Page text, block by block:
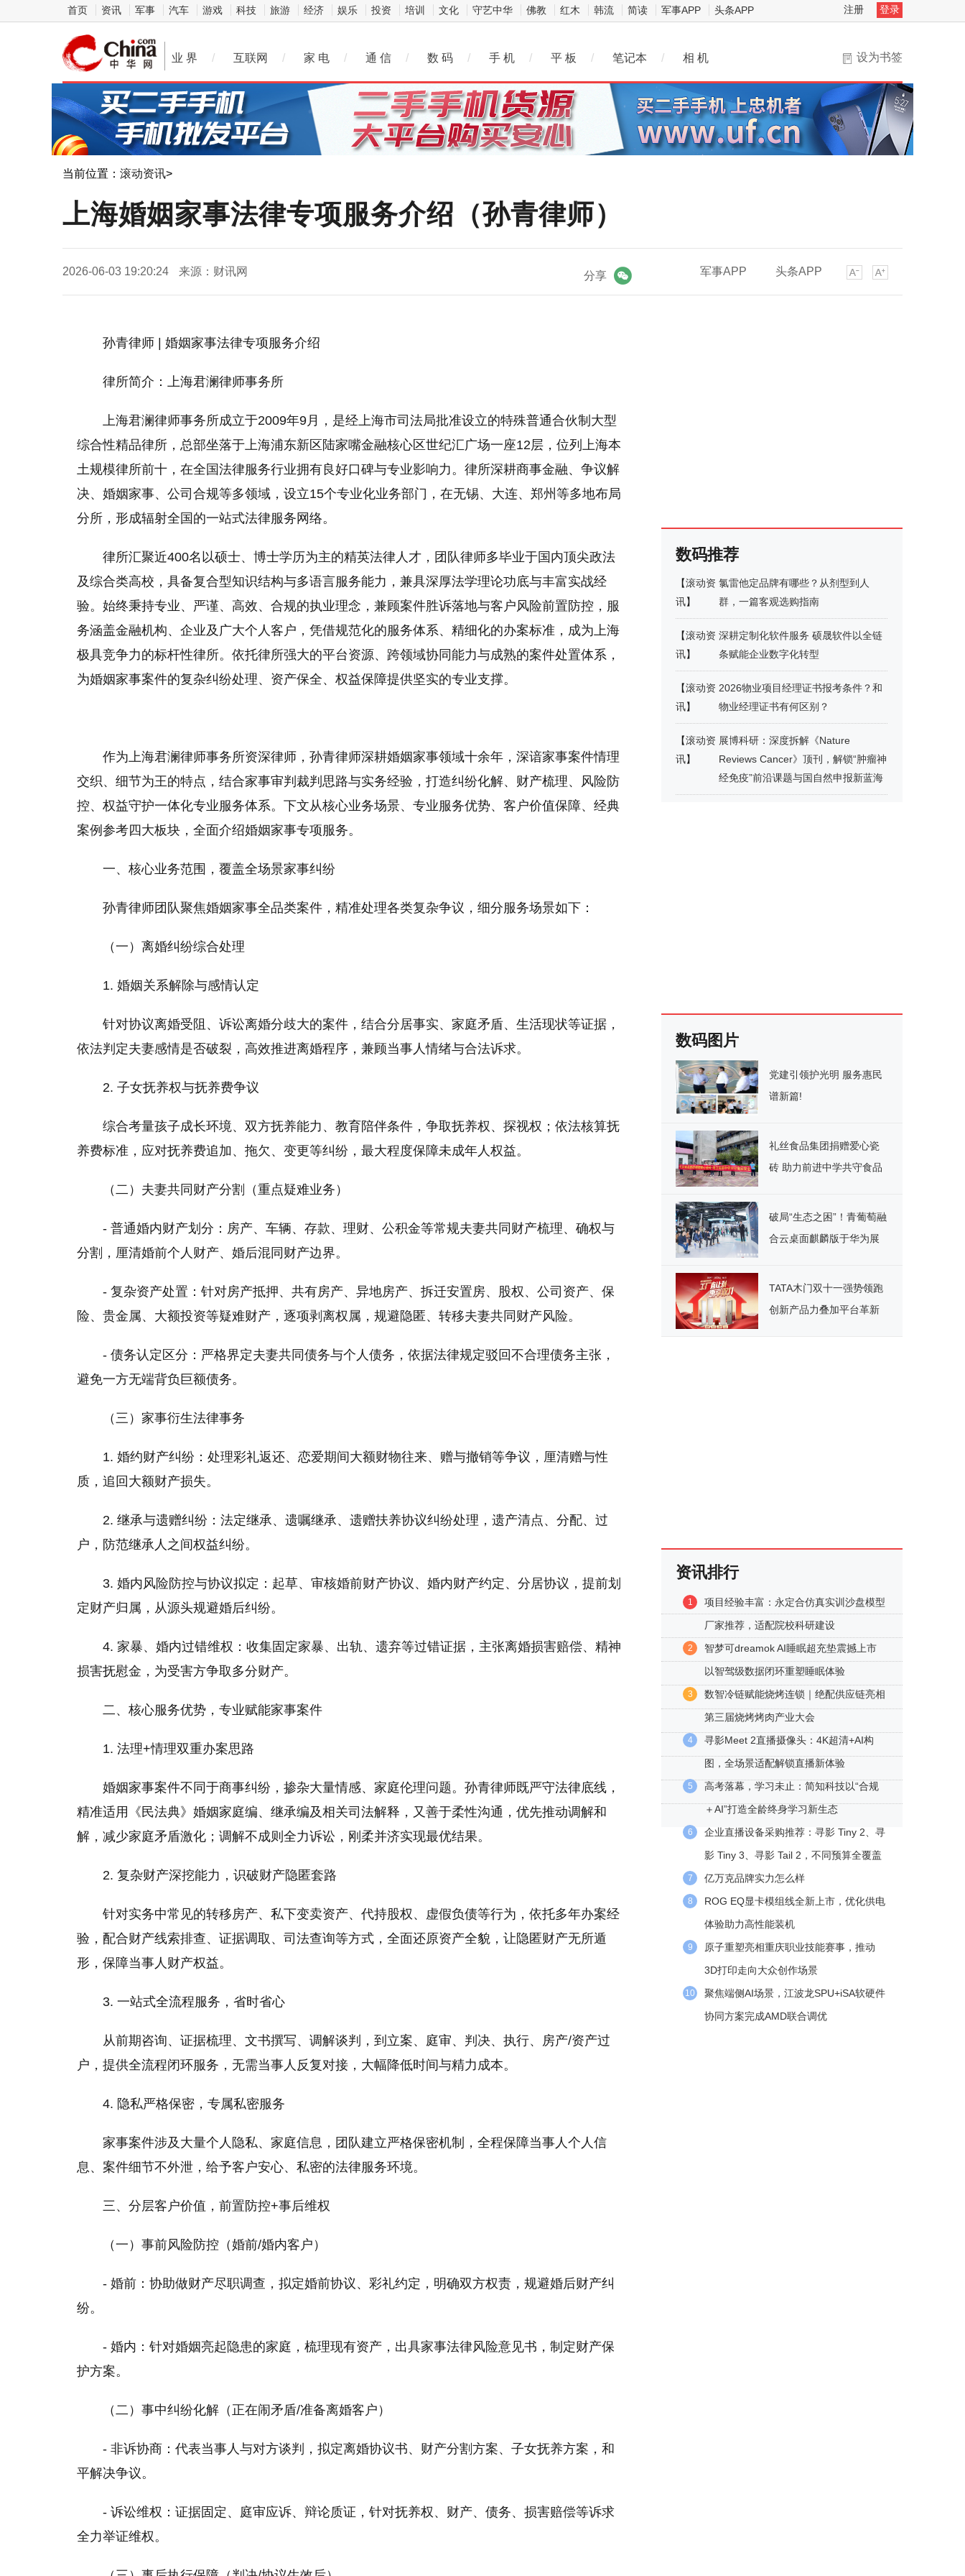
首页 资讯 军事 汽车 游戏 科技 旅游 经济 娱乐 投资 培训 文化 守艺中华 佛教 红木 韩流 简读 军事APP 头条APP 注册 登录
设为书签
业 界 / 互联网 / 家 电 / 通 信 / 数 码 / 手 机 / 平 板 / 笔记本 / 相 机
当前位置： 滚动资讯>
上海婚姻家事法律专项服务介绍（孙青律师）
2026-06-03 19:20:24 来源：财讯网 军事APP 头条APP
分享
孙青律师 | 婚姻家事法律专项服务介绍
律所简介：上海君澜律师事务所
上海君澜律师事务所成立于2009年9月，是经上海市司法局批准设立的特殊普通合伙制大型
综合性精品律所，总部坐落于上海浦东新区陆家嘴金融核心区世纪汇广场一座12层，位列上海本
土规模律所前十，在全国法律服务行业拥有良好口碑与专业影响力。律所深耕商事金融、争议解
决、婚姻家事、公司合规等多领域，设立15个专业化业务部门，在无锡、大连、郑州等多地布局
分所，形成辐射全国的一站式法律服务网络。
律所汇聚近400名以硕士、博士学历为主的精英法律人才，团队律师多毕业于国内顶尖政法
及综合类高校，具备复合型知识结构与多语言服务能力，兼具深厚法学理论功底与丰富实战经
验。始终秉持专业、严谨、高效、合规的执业理念，兼顾案件胜诉落地与客户风险前置防控，服
务涵盖金融机构、企业及广大个人客户，凭借规范化的服务体系、精细化的办案标准，成为上海
极具竞争力的标杆性律所。依托律所强大的平台资源、跨领域协同能力与成熟的案件处置体系，
为婚姻家事案件的复杂纠纷处理、资产保全、权益保障提供坚实的专业支撑。
作为上海君澜律师事务所资深律师，孙青律师深耕婚姻家事领域十余年，深谙家事案件情理
交织、细节为王的特点，结合家事审判裁判思路与实务经验，打造纠纷化解、财产梳理、风险防
控、权益守护一体化专业服务体系。下文从核心业务场景、专业服务优势、客户价值保障、经典
案例参考四大板块，全面介绍婚姻家事专项服务。
一、核心业务范围，覆盖全场景家事纠纷
孙青律师团队聚焦婚姻家事全品类案件，精准处理各类复杂争议，细分服务场景如下：
（一）离婚纠纷综合处理
1. 婚姻关系解除与感情认定
针对协议离婚受阻、诉讼离婚分歧大的案件，结合分居事实、家庭矛盾、生活现状等证据，
依法判定夫妻感情是否破裂，高效推进离婚程序，兼顾当事人情绪与合法诉求。
2. 子女抚养权与抚养费争议
综合考量孩子成长环境、双方抚养能力、教育陪伴条件，争取抚养权、探视权；依法核算抚
养费标准，应对抚养费追加、拖欠、变更等纠纷，最大程度保障未成年人权益。
（二）夫妻共同财产分割（重点疑难业务）
- 普通婚内财产划分：房产、车辆、存款、理财、公积金等常规夫妻共同财产梳理、确权与
分割，厘清婚前个人财产、婚后混同财产边界。
- 复杂资产处置：针对房产抵押、共有房产、异地房产、拆迁安置房、股权、公司资产、保
险、贵金属、大额投资等疑难财产，逐项剥离权属，规避隐匿、转移夫妻共同财产风险。
- 债务认定区分：严格界定夫妻共同债务与个人债务，依据法律规定驳回不合理债务主张，
避免一方无端背负巨额债务。
（三）家事衍生法律事务
1. 婚约财产纠纷：处理彩礼返还、恋爱期间大额财物往来、赠与撤销等争议，厘清赠与性
质，追回大额财产损失。
2. 继承与遗赠纠纷：法定继承、遗嘱继承、遗赠扶养协议纠纷处理，遗产清点、分配、过
户，防范继承人之间权益纠纷。
3. 婚内风险防控与协议拟定：起草、审核婚前财产协议、婚内财产约定、分居协议，提前划
定财产归属，从源头规避婚后纠纷。
4. 家暴、婚内过错维权：收集固定家暴、出轨、遗弃等过错证据，主张离婚损害赔偿、精神
损害抚慰金，为受害方争取多分财产。
二、核心服务优势，专业赋能家事案件
1. 法理+情理双重办案思路
婚姻家事案件不同于商事纠纷，掺杂大量情感、家庭伦理问题。孙青律师既严守法律底线，
精准适用《民法典》婚姻家庭编、继承编及相关司法解释，又善于柔性沟通，优先推动调解和
解，减少家庭矛盾激化；调解不成则全力诉讼，刚柔并济实现最优结果。
2. 复杂财产深挖能力，识破财产隐匿套路
针对实务中常见的转移房产、私下变卖资产、代持股权、虚假负债等行为，依托多年办案经
验，配合财产线索排查、证据调取、司法查询等方式，全面还原资产全貌，让隐匿财产无所遁
形，保障当事人财产权益。
3. 一站式全流程服务，省时省心
从前期咨询、证据梳理、文书撰写、调解谈判，到立案、庭审、判决、执行、房产/资产过
户，提供全流程闭环服务，无需当事人反复对接，大幅降低时间与精力成本。
4. 隐私严格保密，专属私密服务
家事案件涉及大量个人隐私、家庭信息，团队建立严格保密机制，全程保障当事人个人信
息、案件细节不外泄，给予客户安心、私密的法律服务环境。
三、分层客户价值，前置防控+事后维权
（一）事前风险防控（婚前/婚内客户）
- 婚前：协助做财产尽职调查，拟定婚前协议、彩礼约定，明确双方权责，规避婚后财产纠
纷。
- 婚内：针对婚姻亮起隐患的家庭，梳理现有资产，出具家事法律风险意见书，制定财产保
护方案。
（二）事中纠纷化解（正在闹矛盾/准备离婚客户）
- 非诉协商：代表当事人与对方谈判，拟定离婚协议书、财产分割方案、子女抚养方案，和
平解决争议。
- 诉讼维权：证据固定、庭审应诉、辩论质证，针对抚养权、财产、债务、损害赔偿等诉求
全力举证维权。
数码推荐
【滚动资
讯】
氯雷他定品牌有哪些？从剂型到人
群，一篇客观选购指南
【滚动资
讯】
深耕定制化软件服务 硕晟软件以全链
条赋能企业数字化转型
【滚动资
讯】
2026物业项目经理证书报考条件？和
物业经理证书有何区别？
【滚动资
讯】
展博科研：深度拆解《Nature
Reviews Cancer》顶刊，解锁“肿瘤神
经免疫”前沿课题与国自然申报新蓝海
数码图片
党建引领护光明 服务惠民
谱新篇!
礼丝食品集团捐赠爱心瓷
砖 助力前进中学共守食品
破局“生态之困”！青葡萄融
合云桌面麒麟版于华为展
办公新纪元
TATA木门双十一强势领跑
创新产品力叠加平台革新
资讯排行
1
项目经验丰富：永定合仿真实训沙盘模型
厂家推荐，适配院校科研建设
2
智梦可dreamok AI睡眠超充垫震撼上市
以智驾级数据闭环重塑睡眠体验
3
数智冷链赋能烧烤连锁｜绝配供应链亮相
第三届烧烤烤肉产业大会
4
寻影Meet 2直播摄像头：4K超清+AI构
图，全场景适配解锁直播新体验
5
高考落幕，学习未止：简知科技以“合规
＋AI”打造全龄终身学习新生态
6
企业直播设备采购推荐：寻影 Tiny 2、寻
影 Tiny 3、寻影 Tail 2，不同预算全覆盖
7 亿万克品牌实力怎么样
8
ROG EQ显卡模组线全新上市，优化供电
体验助力高性能装机
9
原子重塑亮相重庆职业技能赛事，推动
3D打印走向大众创作场景
10
聚焦端侧AI场景，江波龙SPU+iSA软硬件
协同方案完成AMD联合调优